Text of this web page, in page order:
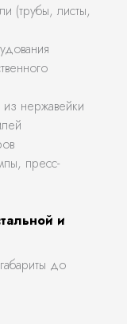
(трубы, листы,
нержавейки
пресс-
и
до